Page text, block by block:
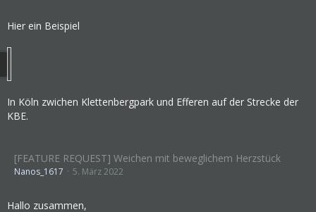
Hier ein Beispiel
In Köln zwichen Klettenbergpark und Efferen auf der Strecke der
KBE.
[FEATURE REQUEST] Weichen mit beweglichem Herzstück
Nanos_1617 5. März 2022
Hallo zusammen,